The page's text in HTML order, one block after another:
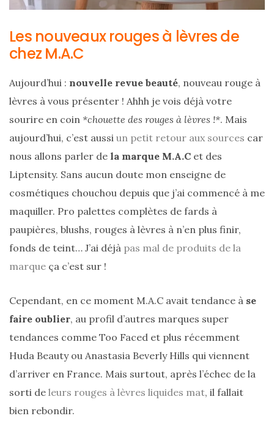
Sac
cuir
tressé
Parfois
mon
sur
shopper
marron
chic
et
tendance
Les nouveaux rouges à lèvres de
chez M.A.C
Aujourd’hui : nouvelle revue beauté, nouveau rouge à
lèvres à vous présenter ! Ahhh je vois déjà votre
sourire en coin *chouette des rouges à lèvres !*. Mais
aujourd’hui, c’est aussi un petit retour aux sources car
nous allons parler de la marque M.A.C et des
Liptensity. Sans aucun doute mon enseigne de
cosmétiques chouchou depuis que j’ai commencé à me
maquiller. Pro palettes complètes de fards à
paupières, blushs, rouges à lèvres à n’en plus finir,
fonds de teint… J’ai déjà pas mal de produits de la
marque ça c’est sur !
Cependant, en ce moment M.A.C avait tendance à se
faire oublier, au profil d’autres marques super
tendances comme Too Faced et plus récemment
Huda Beauty ou Anastasia Beverly Hills qui viennent
d’arriver en France. Mais surtout, après l’échec de la
sorti de leurs rouges à lèvres liquides mat, il fallait
bien rebondir.